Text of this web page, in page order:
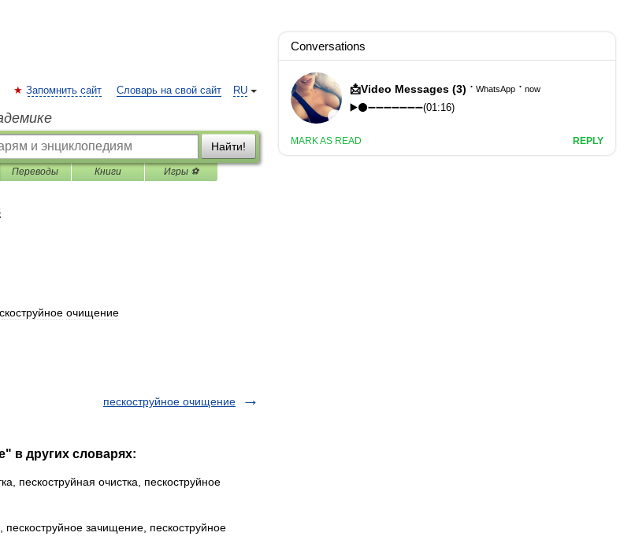
RU
Запомнить сайт Словарь на свой сайт
Найти!
Переводы Книги Игры ⚽
очищение
пескоструйное очищение
в других словарях:
пескоструйная очистка, пескоструйное
зачищение, пескоструйное